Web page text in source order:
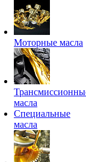
Моторные масла
масла
Специальные
масла